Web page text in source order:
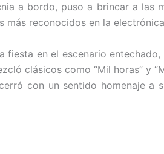
a bordo, puso a brincar a las
reconocidos en la
en el escenario
clásicos como “Mil horas” y
con un sentido homenaje a